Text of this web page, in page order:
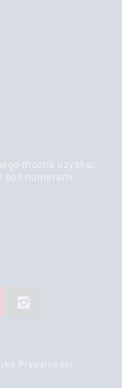
można uzyskać
numerami:
Prywatności